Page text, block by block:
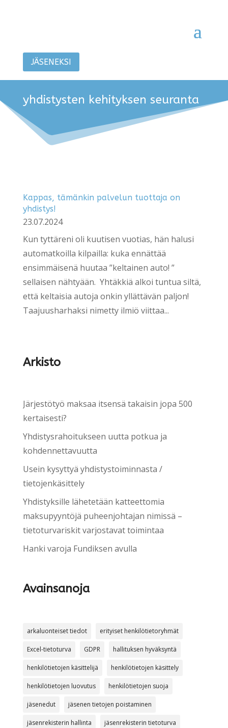
JÄSENEKSI
yhdistysten kehityksen seuranta
Kappas, tämänkin palvelun tuottaja on
yhdistys!
23.07.2024
Kun tyttäreni oli kuutisen vuotias, hän halusi
automatkoilla kilpailla: kuka ennättää
ensimmäisenä huutaa ”keltainen auto! ”
sellaisen nähtyään. Yhtäkkiä alkoi tuntua siltä,
että keltaisia autoja onkin yllättävän paljon!
Taajuusharhaksi nimetty ilmiö viittaa...
Arkisto
Järjestötyö maksaa itsensä takaisin jopa 500
kertaisesti?
Yhdistysrahoitukseen uutta potkua ja
kohdennettavuutta
Usein kysyttyä yhdistystoiminnasta /
tietojenkäsittely
Yhdistyksille lähetetään katteettomia
maksupyyntöjä puheenjohtajan nimissä –
tietoturvariskit varjostavat toimintaa
Hanki varoja Fundiksen avulla
Avainsanoja
arkaluonteiset tiedot erityiset henkilötietoryhmät
Excel-tietoturva GDPR hallituksen hyväksyntä
henkilötietojen käsittelijä henkilötietojen käsittely
henkilötietojen luovutus henkilötietojen suoja
jäsenedut jäsenen tietojen poistaminen
jäsenrekisterin hallinta jäsenrekisterin tietoturva